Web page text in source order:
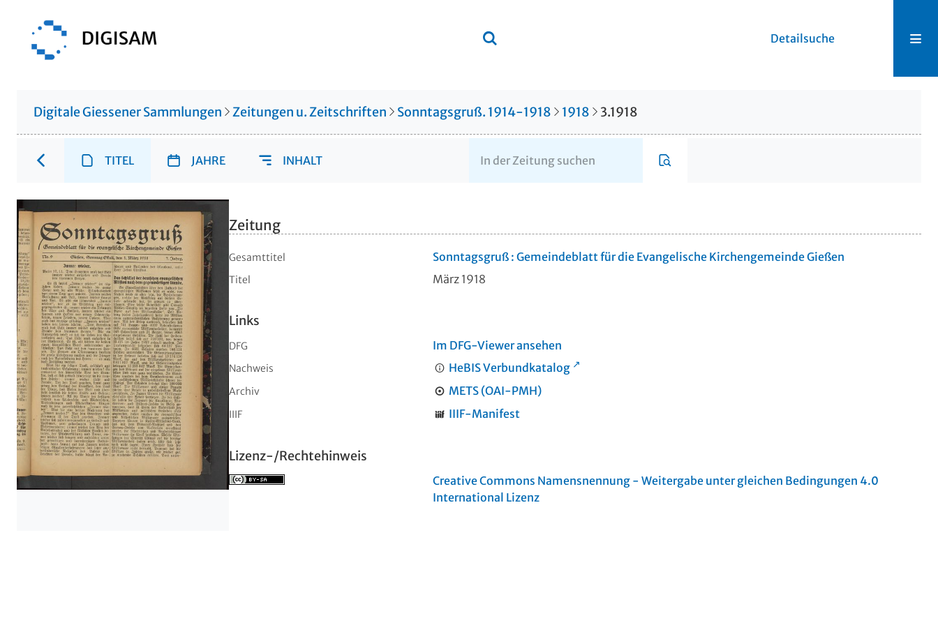
Detailsuche
Digitale Giessener Sammlungen Zeitungen u. Zeitschriften Sonntagsgruß. 1914-1918 1918 3.1918
TITEL JAHRE INHALT
Zeitung
Gesamttitel Sonntagsgruß : Gemeindeblatt für die Evangelische Kirchengemeinde Gießen
Titel März 1918
Links
DFG Im DFG-Viewer ansehen
Nachweis HeBIS Verbundkatalog
Archiv METS (OAI-PMH)
IIIF IIIF-Manifest
Lizenz-/Rechtehinweis
Creative Commons Namensnennung - Weitergabe unter gleichen Bedingungen 4.0
International Lizenz